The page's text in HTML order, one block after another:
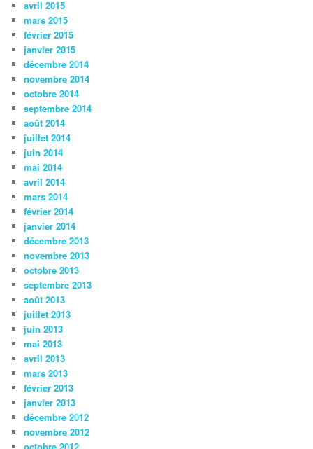
avril 2015
mars 2015
février 2015
janvier 2015
décembre 2014
novembre 2014
octobre 2014
septembre 2014
août 2014
juillet 2014
juin 2014
mai 2014
avril 2014
mars 2014
février 2014
janvier 2014
décembre 2013
novembre 2013
octobre 2013
septembre 2013
août 2013
juillet 2013
juin 2013
mai 2013
avril 2013
mars 2013
février 2013
janvier 2013
décembre 2012
novembre 2012